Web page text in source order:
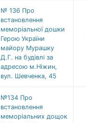
№ 136 Про
встановлення
меморіальної дошки
Герою України
майору Мурашку
Д.Г. на будівлі за
адресою м.Ніжин,
вул. Шевченка, 45
№134 Про
встановлення
меморіальних дощок